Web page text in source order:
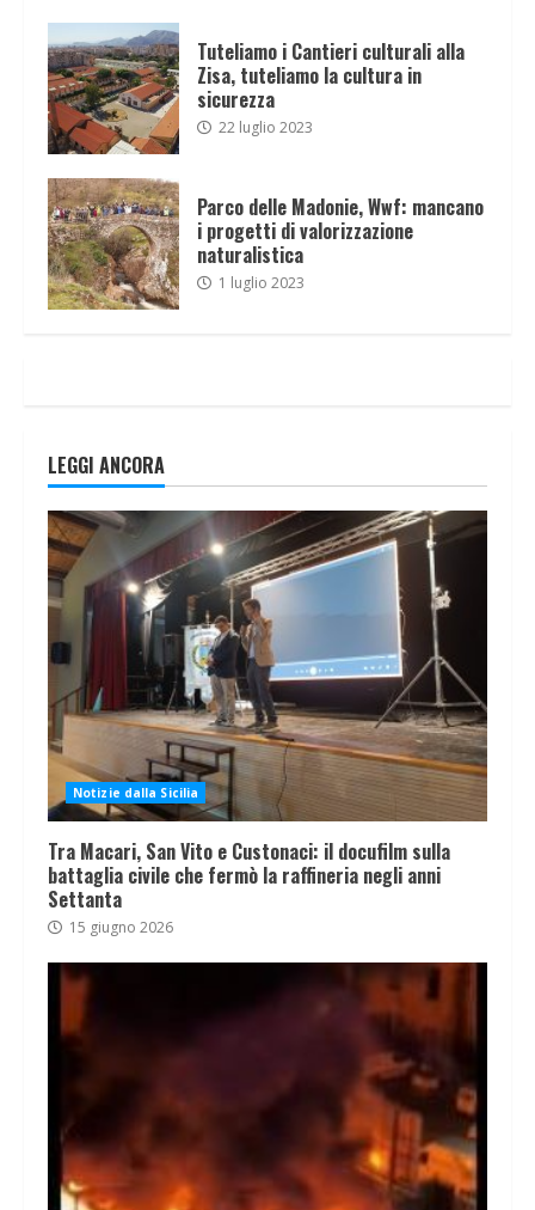
Tuteliamo i Cantieri culturali alla
Zisa, tuteliamo la cultura in
sicurezza
22 luglio 2023
Parco delle Madonie, Wwf: mancano
i progetti di valorizzazione
naturalistica
1 luglio 2023
LEGGI ANCORA
Notizie dalla Sicilia
Tra Macari, San Vito e Custonaci: il docufilm sulla
battaglia civile che fermò la raffineria negli anni
Settanta
15 giugno 2026